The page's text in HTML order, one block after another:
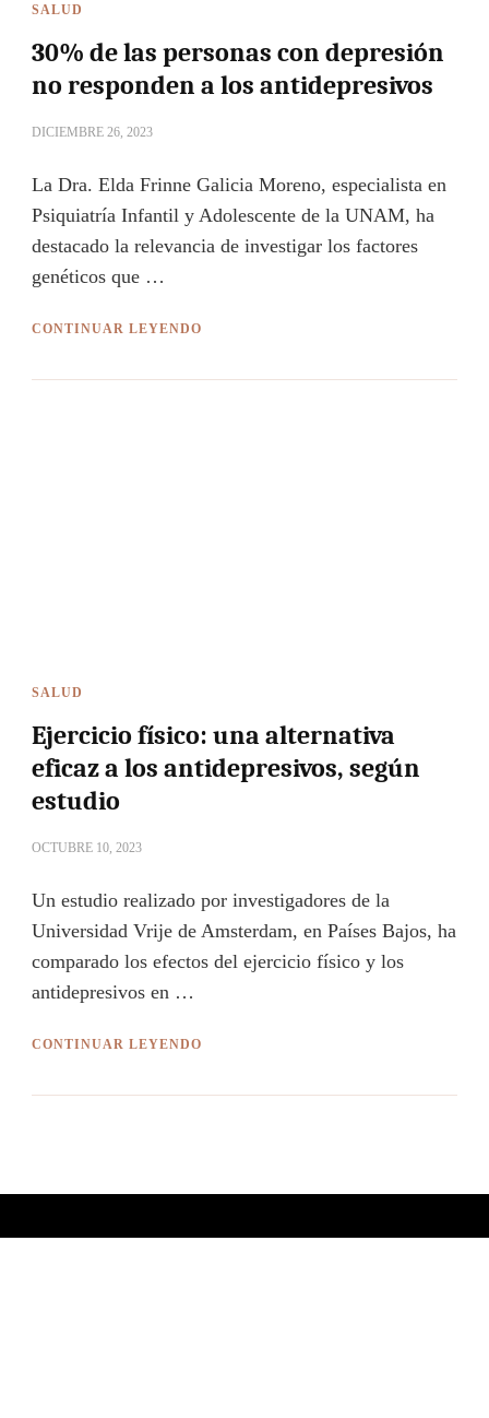
SALUD
30% de las personas con depresión
no responden a los antidepresivos
DICIEMBRE 26, 2023
La Dra. Elda Frinne Galicia Moreno, especialista en
Psiquiatría Infantil y Adolescente de la UNAM, ha
destacado la relevancia de investigar los factores
genéticos que …
CONTINUAR LEYENDO
SALUD
Ejercicio físico: una alternativa
eficaz a los antidepresivos, según
estudio
OCTUBRE 10, 2023
Un estudio realizado por investigadores de la
Universidad Vrije de Amsterdam, en Países Bajos, ha
comparado los efectos del ejercicio físico y los
antidepresivos en …
CONTINUAR LEYENDO